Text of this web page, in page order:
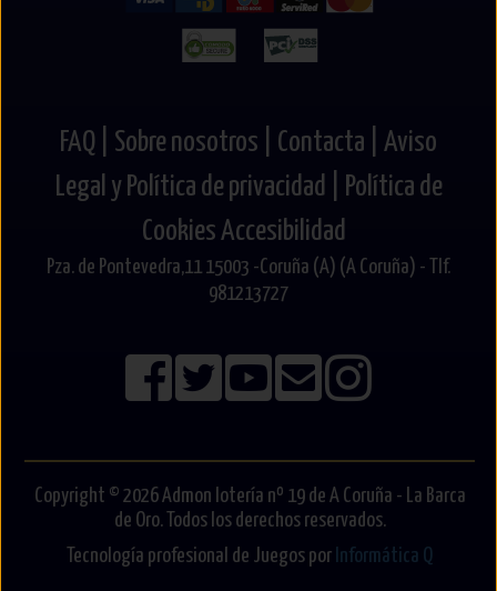
FAQ | Sobre nosotros | Contacta |
Aviso
Legal y Política de privacidad |
Política de
CookiesAccesibilidad
Pza. de Pontevedra,11 15003 -Coruña (A) (A Coruña) - Tlf.
981213727
Copyright © 2026 Admon lotería nº 19 de A Coruña - La Barca
de Oro. Todos los derechos reservados.
Tecnología profesional de Juegos por Informática Q